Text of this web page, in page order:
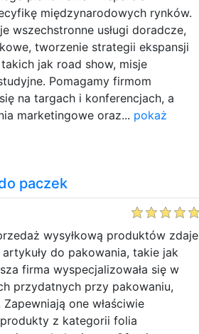
międzynarodowych rynków.
wszechstronne usługi doradcze,
tworzenie strategii ekspansji
jak road show, misje
Pomagamy firmom
na targach i konferencjach, a
marketingowe oraz... pokaż
paczek
wysyłkową produktów zdaje
do pakowania, takie jak
firma wyspecjalizowała się w
przydatnych przy pakowaniu,
one właściwie
z kategorii folia